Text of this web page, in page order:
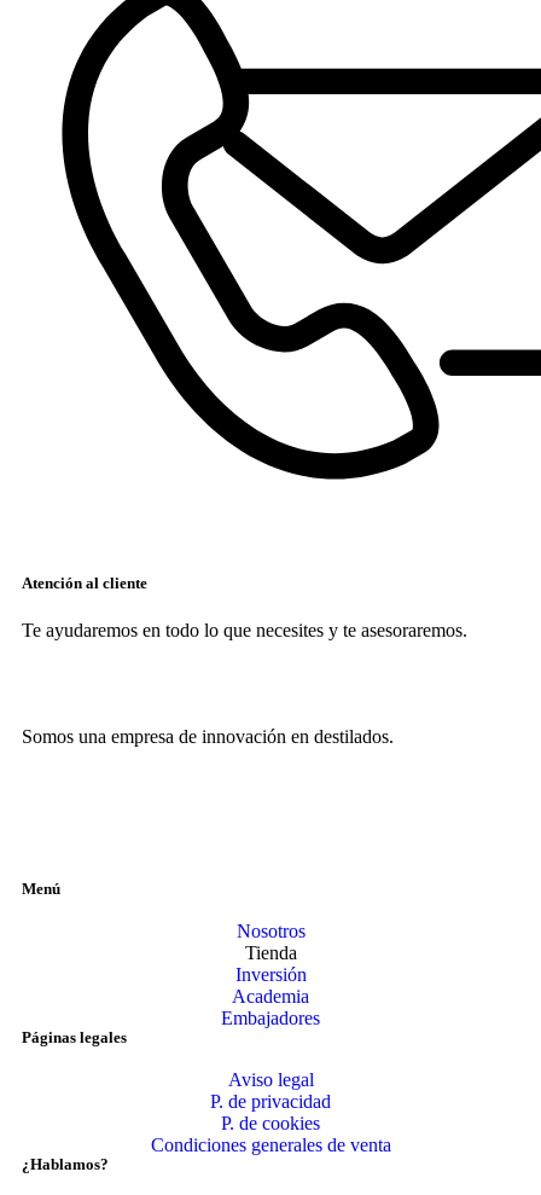
Atención al cliente
Te ayudaremos en todo lo que necesites y te asesoraremos.
Somos una empresa de innovación en destilados.
Menú
Nosotros
Tienda
Inversión
Academia
Embajadores
Páginas legales
Aviso legal
P. de privacidad
P. de cookies
Condiciones generales de venta
¿Hablamos?